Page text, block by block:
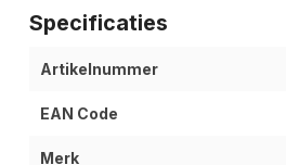
Specificaties
Artikelnummer
EAN Code
Merk